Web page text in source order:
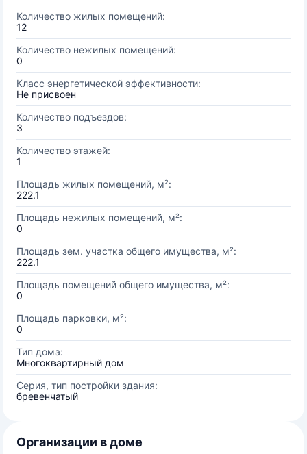
Количество жилых помещений:
12
Количество нежилых помещений:
0
Класс энергетической эффективности:
Не присвоен
Количество подъездов:
3
Количество этажей:
1
Площадь жилых помещений, м²:
222.1
Площадь нежилых помещений, м²:
0
Площадь зем. участка общего имущества, м²:
222.1
Площадь помещений общего имущества, м²:
0
Площадь парковки, м²:
0
Тип дома:
Многоквартирный дом
Серия, тип постройки здания:
бревенчатый
Организации в доме